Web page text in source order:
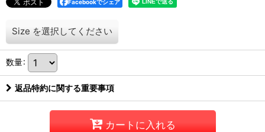
Facebookでシェア
Size を選択してください
数量:
返品特約に関する重要事項
カートに入れる